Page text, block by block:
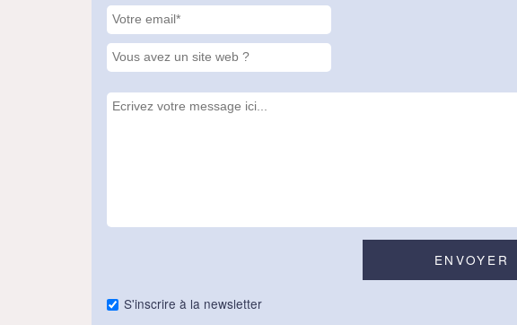
S'inscrire à la newsletter